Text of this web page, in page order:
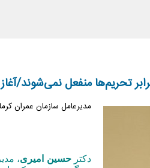
تحریم‌ها منفعل نمی‌شوند/
مدیرعامل سازمان عمران
دکترحسین امیری،